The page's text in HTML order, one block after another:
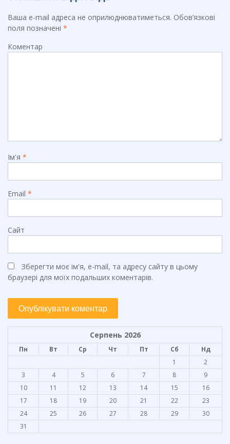
Ваша e-mail адреса не оприлюднюватиметься. Обов’язкові
поля позначені *
Коментар
Ім'я *
Email *
Сайт
Зберегти моє ім'я, e-mail, та адресу сайту в цьому
браузері для моїх подальших коментарів.
Серпень 2026
Пн Вт Ср Чт Пт Сб
Нд
1
2
3
4 5 6 7 8
9
10
11 12 13 14 15
16
17
18 19 20 21 22
23
24
25 26 27 28 29
30
31